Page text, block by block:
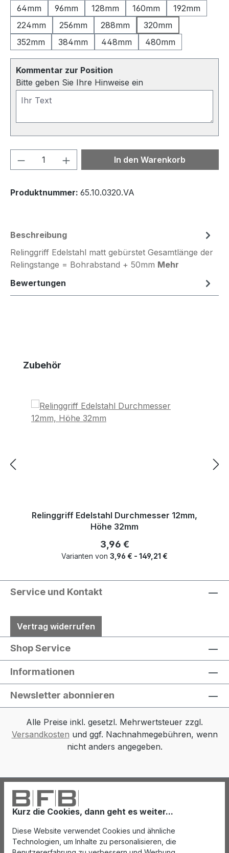
Kurz die Cookies, dann geht es weiter...
Diese Website verwendet Cookies und ähnliche
Technologien, um Inhalte zu personalisieren, die
64mm
96mm 128mm 160mm
192mm
224mm
256mm 288mm
320mm
352mm
384mm 448mm 480mm
Kommentar zur Position
Bitte geben Sie Ihre Hinweise ein
Produkt Anzahl: Gib denIn den Warenkorb
Produktnummer: 65.10.0320.VA
Beschreibung
Relinggriff Edelstahl matt gebürstet Gesamtlänge der
Relingstange = Bohrabstand + 50mm Mehr
Bewertungen
Produktgalerie überspringen
Zubehör
Relinggriff Edelstahl Durchmesser 12mm,
Höhe 32mm
Regulärer Preis:
3,96 €
Varianten von 3,96 € - 149,21 €
Service und Kontakt
Vertrag widerrufen
Shop Service
Informationen
Newsletter abonnieren
Alle Preise inkl. gesetzl. Mehrwertsteuer zzgl.
Versandkosten und ggf. Nachnahmegebühren, wenn
nicht anders angegeben.